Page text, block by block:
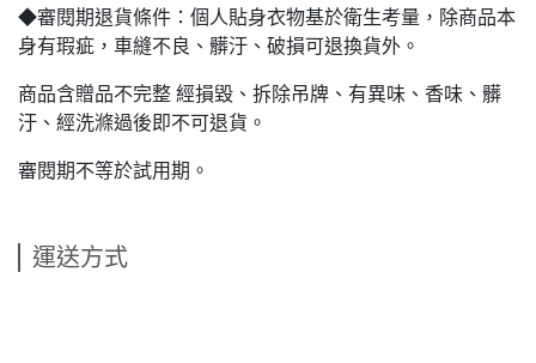
◆審閱期退貨條件：個人貼身衣物基於衛生考量，除商品本
身有瑕疵，車縫不良、髒汙、破損可退換貨外。
商品含贈品不完整 經損毀、拆除吊牌、有異味、香味、髒
汙、經洗滌過後即不可退貨。
審閱期不等於試用期。
運送方式